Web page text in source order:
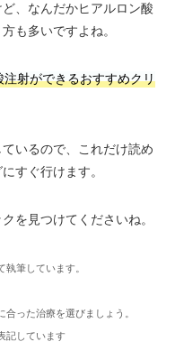
、なんだかヒアルロン酸
も多いですよね。
射ができるおすすめクリ
いるので、これだけ読め
すぐ行けます。
を見つけてくださいね。
筆しています。
った治療を選びましょう。
記しています